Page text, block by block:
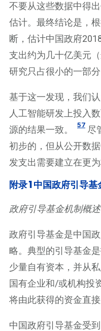
不要从这些数据中得
估计。最终结论是，
断，估计中国政府
支出约为几十亿美元
研究只占很小的一部分
基于这一发现，我们
人工智能研发上投入
源的结果一致。
57 尽
初步的，但从公开数
发支出需要建立在更
附录1中国政府引导基
政府引导基金机制概述
政府引导基金是中国
略。典型的引导基金
少量自有资本，并从
国有企业和/或机构投
将由此获得的资金直
中国政府引导基金受